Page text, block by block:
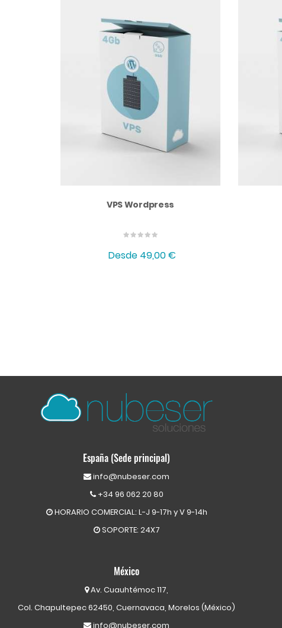
VPS Wordpress
Desde 49,00 €
España (Sede principal)
info@nubeser.com
+34 96 062 20 80
HORARIO COMERCIAL: L-J 9-17h y V 9-14h
SOPORTE: 24X7
México
Av. Cuauhtémoc 117,
Col. Chapultepec 62450, Cuernavaca, Morelos (México)
info@nubeser.com